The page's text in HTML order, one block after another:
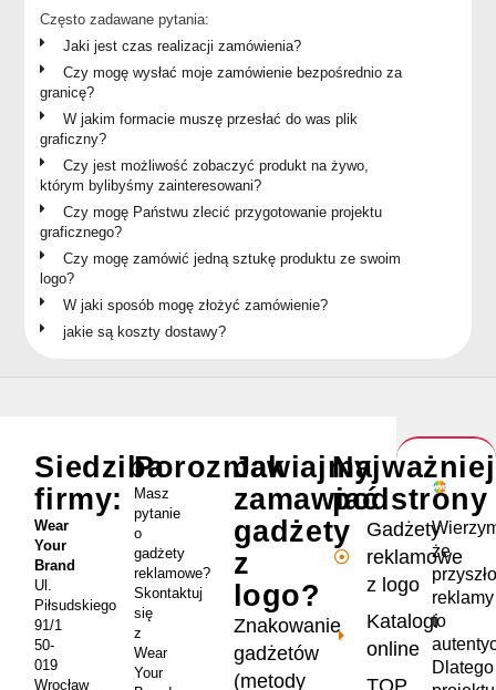
Często zadawane pytania:
Jaki jest czas realizacji zamówienia?
Czy mogę wysłać moje zamówienie bezpośrednio za
granicę?
W jakim formacie muszę przesłać do was plik
graficzny?
Czy jest możliwość zobaczyć produkt na żywo,
którym bylibyśmy zainteresowani?
Czy mogę Państwu zlecić przygotowanie projektu
graficznego?
Czy mogę zamówić jedną sztukę produktu ze swoim
logo?
W jaki sposób mogę złożyć zamówienie?
jakie są koszty dostawy?
że
reklamy
to
Dlatego
podstrony
Gadżety
reklamowe
z logo
Katalogi
online
TOP
Jak
zamawiać
gadżety
z
logo?
Znakowanie
gadżetów
(metody
Porozmawiajmy
Masz
pytanie
o
gadżety
reklamowe?
Skontaktuj
się
z
Wear
Your
Siedziba
firmy:
Wear
Your
Brand
Ul.
Piłsudskiego
91/1
50-
019
Wrocław